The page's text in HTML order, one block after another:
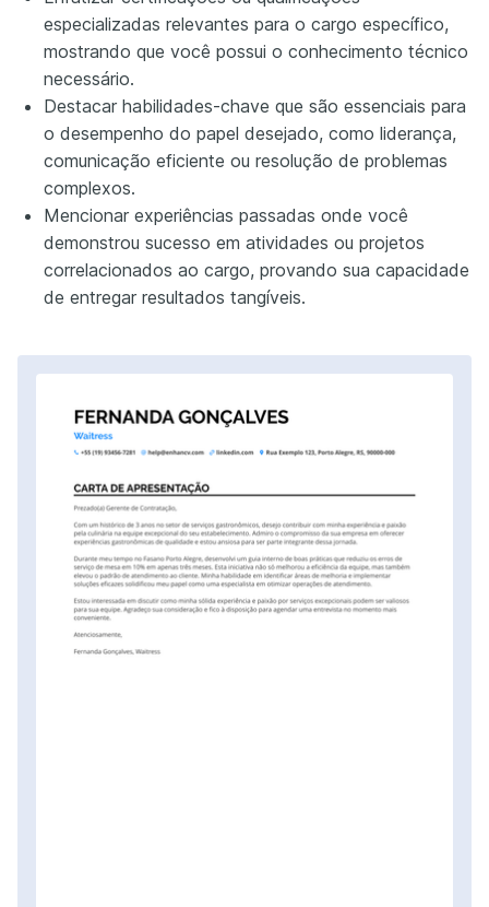
especializadas relevantes para o cargo específico,
mostrando que você possui o conhecimento técnico
necessário.
Destacar habilidades-chave que são essenciais para
o desempenho do papel desejado, como liderança,
comunicação eficiente ou resolução de problemas
complexos.
Mencionar experiências passadas onde você
demonstrou sucesso em atividades ou projetos
correlacionados ao cargo, provando sua capacidade
de entregar resultados tangíveis.